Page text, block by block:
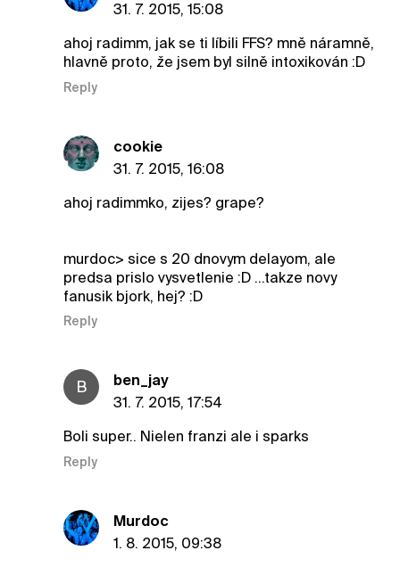
31. 7. 2015, 15:08
ahoj radimm, jak se ti líbili FFS? mně náramně,
hlavně proto, že jsem byl silně intoxikován :D
Reply
cookie
31. 7. 2015, 16:08
ahoj radimmko, zijes? grape?
murdoc> sice s 20 dnovym delayom, ale
predsa prislo vysvetlenie :D ...takze novy
fanusik bjork, hej? :D
Reply
B
ben_jay
31. 7. 2015, 17:54
Boli super.. Nielen franzi ale i sparks
Reply
Murdoc
1. 8. 2015, 09:38